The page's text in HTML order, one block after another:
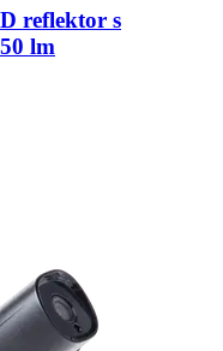
reflektor s
lm